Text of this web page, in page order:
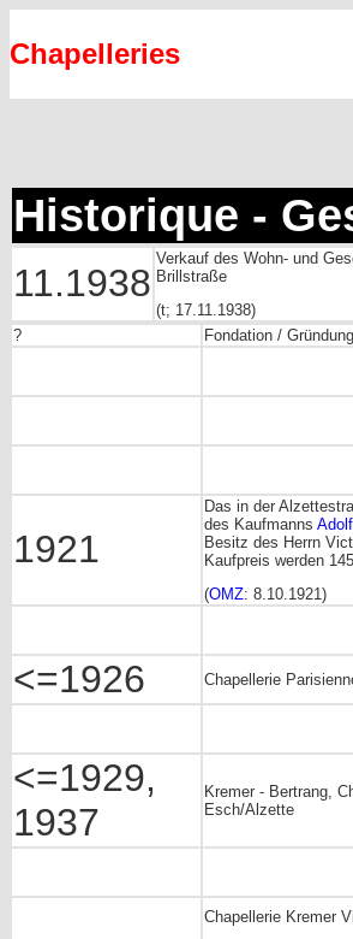
Chapelleries
Historique -
11.1938
Verkauf des Wohn- und
Brillstraße
(t; 17.11.1938)
?
Fondation /
1921
Das in der
des Kaufmanns
Besitz des Herrn
Kaufpreis werden
(OMZ: 8.10.1921)
<=1926 Chapellerie
<=1929,
1937
Kremer - Bertrang,
Esch/Alzette
Chapellerie Kremer